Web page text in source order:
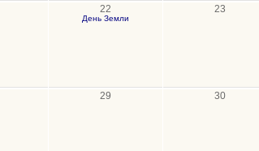
22
День Земли
23
29 30